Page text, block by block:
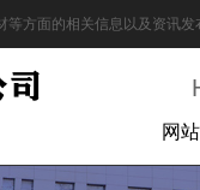
等方面的相关信息以及资讯发
网